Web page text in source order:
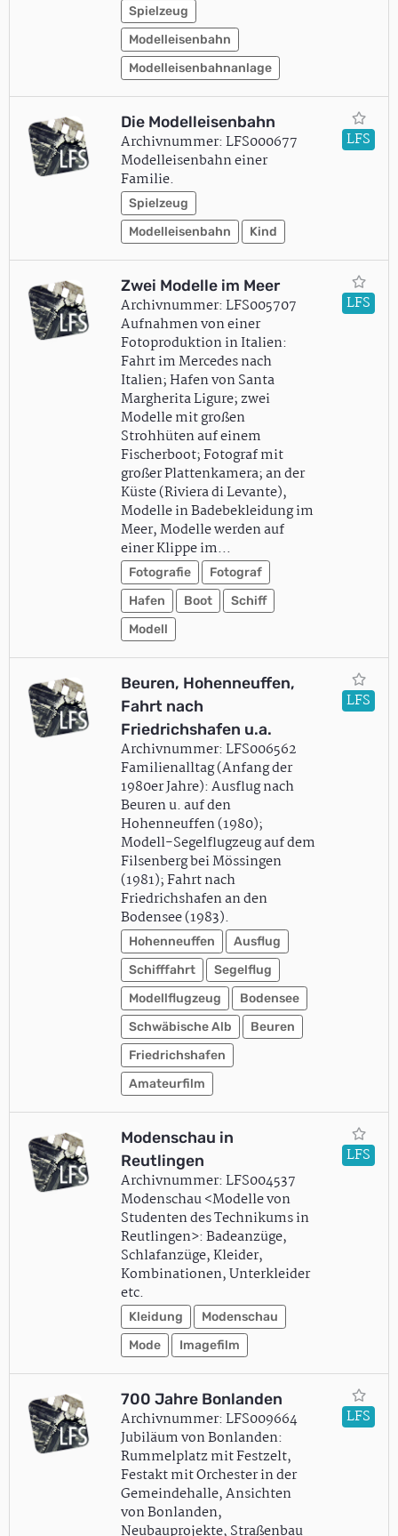
Spielzeug
Modelleisenbahn
Modelleisenbahnanlage
Die Modelleisenbahn
Archivnummer: LFS000677
Modelleisenbahn einer
Familie.
Spielzeug
Modelleisenbahn
Kind
LFS
Zwei Modelle im Meer
Archivnummer: LFS005707
Aufnahmen von einer
Fotoproduktion in Italien:
Fahrt im Mercedes nach
Italien; Hafen von Santa
Margherita Ligure; zwei
Modelle mit großen
Strohhüten auf einem
Fischerboot; Fotograf mit
großer Plattenkamera; an der
Küste (Riviera di Levante),
Modelle in Badebekleidung im
Meer, Modelle werden auf
einer Klippe im…
Fotografie
Fotograf
Hafen
Boot
Schiff
Modell
LFS
Beuren, Hohenneuffen,
Fahrt nach
Friedrichshafen u.a.
Archivnummer: LFS006562
Familienalltag (Anfang der
1980er Jahre): Ausflug nach
Beuren u. auf den
Hohenneuffen (1980);
Modell-Segelflugzeug auf dem
Filsenberg bei Mössingen
(1981); Fahrt nach
Friedrichshafen an den
Bodensee (1983).
Hohenneuffen
Ausflug
Schifffahrt
Segelflug
Modellflugzeug
Bodensee
Schwäbische Alb
Beuren
Friedrichshafen
Amateurfilm
LFS
Modenschau in
Reutlingen
Archivnummer: LFS004537
Modenschau <Modelle von
Studenten des Technikums in
Reutlingen>: Badeanzüge,
Schlafanzüge, Kleider,
Kombinationen, Unterkleider
etc.
Kleidung
Modenschau
Mode
Imagefilm
LFS
700 Jahre Bonlanden
Archivnummer: LFS009664
Jubiläum von Bonlanden:
Rummelplatz mit Festzelt,
Festakt mit Orchester in der
Gemeindehalle, Ansichten
von Bonlanden,
Neubauprojekte, Straßenbau
LFS